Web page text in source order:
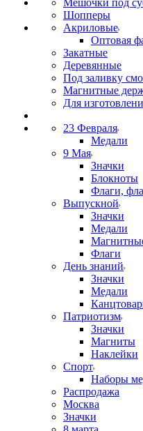
Мешочки под
Шопперы
Акриловые
Оптовая
Закатные
Деревянные
Под заливку
Магнитные
Для
23 Февраля
Медали
9 Мая
Значки
Блокноты
Флаги,
Выпускной
Значки
Медали
Флаги
День знаний
Значки
Медали
Патриотизм
Значки
Магниты
Наклейки
Спорт
Наборы
Распродажа
Москва
Значки